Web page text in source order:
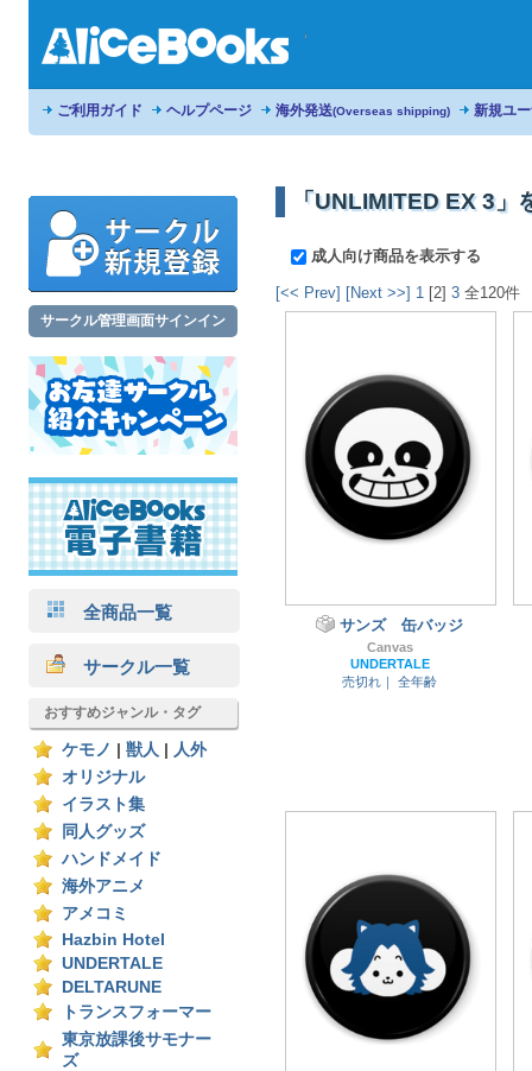
ご利用ガイド ヘルプページ 海外発送(Overseas shipping) 新規ユ
サークル管理画面サインイン
全商品一覧
サークル一覧
おすすめジャンル・タグ
ケモノ 獣人
人外
オリジナル
イラスト集
同人グッズ
ハンドメイド
海外アニメ
アメコミ
Hazbin Hotel
UNDERTALE
DELTARUNE
トランスフォーマー
東京放課後サモナー
ズ
「UNLIMITED EX 3」
成人向け商品を表示する
[<< Prev] [Next >>] 1 [2] 3 全120件
サンズ 缶バッジ
Canvas
UNDERTALE
売切れ｜
全年齢